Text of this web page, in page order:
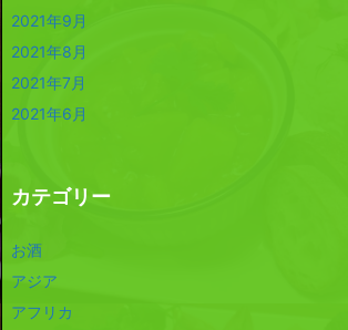
2021年9月
2021年8月
2021年7月
2021年6月
カテゴリー
お酒
アジア
アフリカ